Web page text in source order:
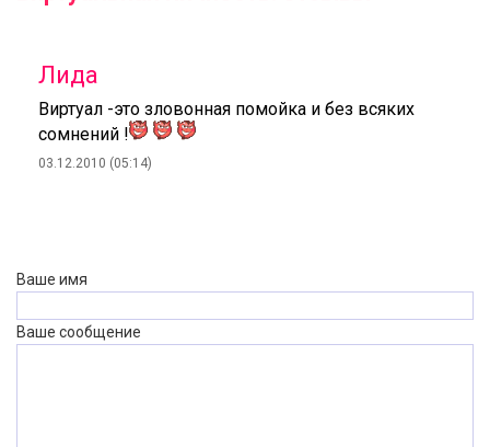
Лида
Виртуал -это зловонная помойка и без всяких
сомнений !
03.12.2010 (05:14)
Ваше имя
Ваше сообщение